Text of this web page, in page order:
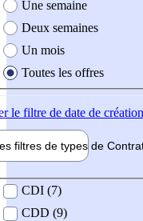
Une semaine
Deux semaines
Un mois
Toutes les offres
le filtre de date de
filtres de types de
contrat
CDI (7)
CDD (9)